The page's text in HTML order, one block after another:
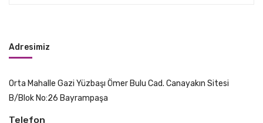
Adresimiz
Orta Mahalle Gazi Yüzbaşı Ömer Bulu Cad. Canayakın Sitesi
B/Blok No:26 Bayrampaşa
Telefon